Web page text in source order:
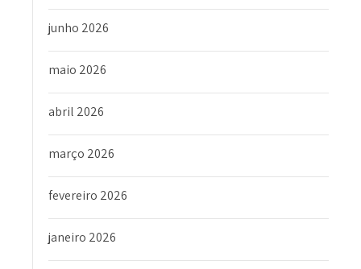
junho 2026
maio 2026
abril 2026
março 2026
fevereiro 2026
janeiro 2026